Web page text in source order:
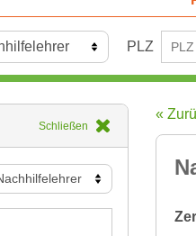
PLZ
Schließen
«